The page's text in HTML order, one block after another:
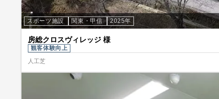
スポーツ施設 関東・甲信 2025年
房総クロスヴィレッジ 様
観客体験向上
人工芝